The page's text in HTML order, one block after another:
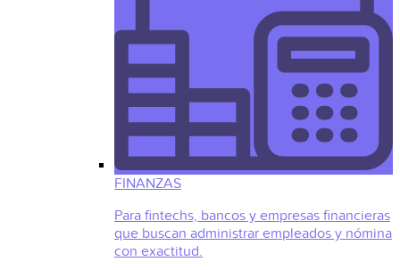
FINANZAS
Para fintechs, bancos y empresas financieras
que buscan administrar empleados y nómina
con exactitud.